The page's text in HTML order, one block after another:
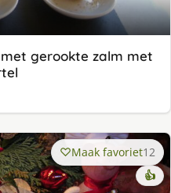
gerookte zalm met
Maak favoriet12
👍